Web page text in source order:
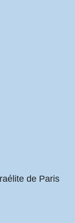
de Paris